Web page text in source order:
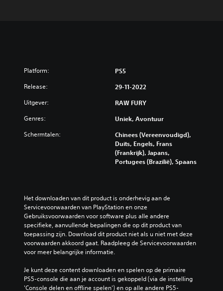
Platform: PS5
Release: 29-11-2022
Uitgever: RAW FURY
Genres: Uniek, Avontuur
Schermtalen:
Chinees (Vereenvoudigd),
Duits, Engels, Frans
(Frankrijk), Japans,
Portugees (Brazilië), Spaans
Het downloaden van dit product is onderhevig aan de
Servicevoorwaarden van PlayStation en onze
Gebruiksvoorwaarden voor software plus alle andere
specifieke, aanvullende bepalingen die op dit product van
toepassing zijn. Download dit product niet als u niet met deze
voorwaarden akkoord gaat. Raadpleeg de Servicevoorwaarden
voor meer belangrijke informatie.
Je kunt deze content downloaden en spelen op de primaire
PS5-console die aan je account is gekoppeld (via de instelling
'Console delen en offline spelen') en op alle andere PS5-